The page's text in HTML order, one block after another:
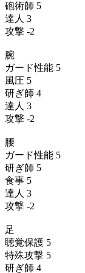
砲術師 5
達人 3
攻撃 -2
腕
ガード性能 5
風圧 5
研ぎ師 4
達人 3
攻撃 -2
腰
ガード性能 5
研ぎ師 5
食事 5
達人 3
攻撃 -2
足
聴覚保護 5
特殊攻撃 5
研ぎ師 4